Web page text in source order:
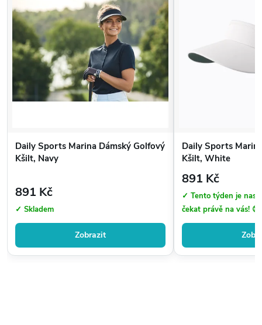
Daily Sports Marina Dámský Golfový
Kšilt, Navy
891 Kč
✓ Skladem
Zobrazit
Daily Sports
Kšilt, White
891 Kč
✓ Tento týden je
čekat právě na vás! 😍